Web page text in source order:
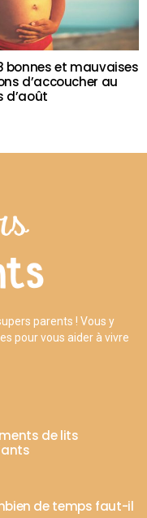
bonnes et mauvaises
d’accoucher au
d’août
parents ! Vous y
pour vous aider à vivre
de lits
de temps faut-il